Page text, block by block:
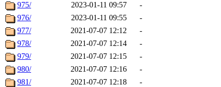
975/
2023-01-11 09:57
-
976/
2023-01-11 09:55
-
977/
2021-07-07 12:12
-
978/
2021-07-07 12:14
-
979/
2021-07-07 12:15
-
980/
2021-07-07 12:16
-
981/
2021-07-07 12:18
-